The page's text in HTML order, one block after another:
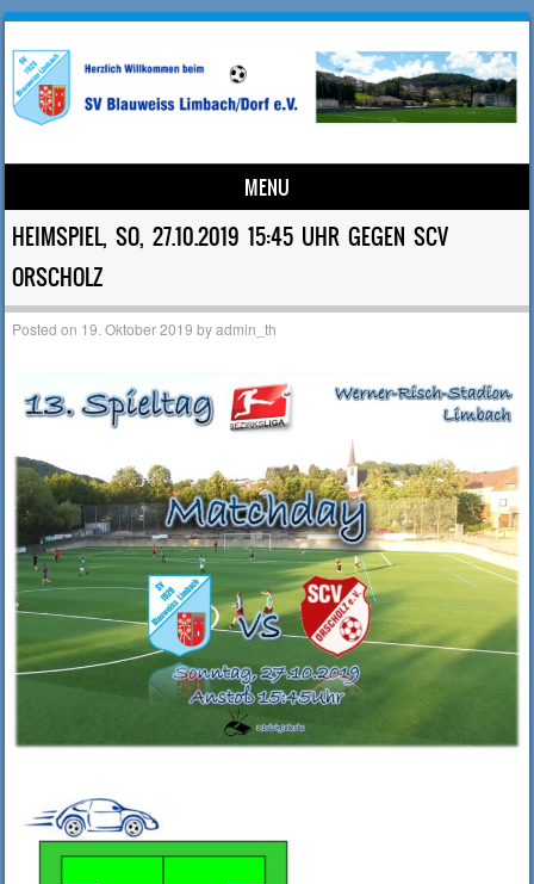
MENU
Skip to content
HEIMSPIEL, SO, 27.10.2019 15:45 UHR GEGEN SCV
ORSCHOLZ
Posted on 19. Oktober 2019 byadmin_th